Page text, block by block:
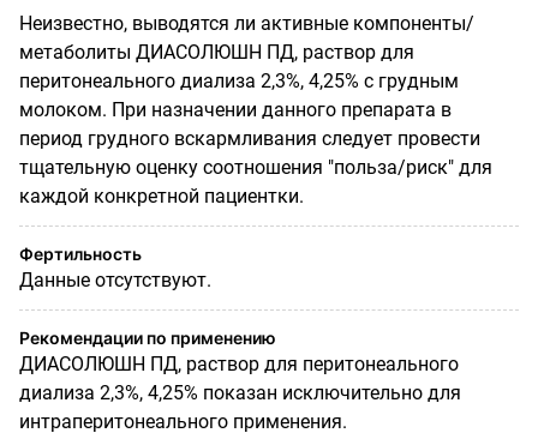
Неизвестно, выводятся ли активные компоненты/
метаболиты ДИАСОЛЮШН ПД, раствор для
перитонеального диализа 2,3%, 4,25% с грудным
молоком. При назначении данного препарата в
период грудного вскармливания следует провести
тщательную оценку соотношения "польза/риск" для
каждой конкретной пациентки.
Фертильность
Данные отсутствуют.
Рекомендации по применению
ДИАСОЛЮШН ПД, раствор для перитонеального
диализа 2,3%, 4,25% показан исключительно для
интраперитонеального применения.